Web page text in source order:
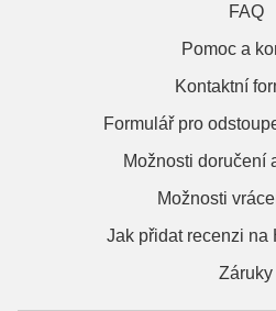
FAQ
Pomoc a
Kontaktní
Formulář pro
Možnosti doručení
Možnosti
Jak přidat recenzi na
Záruky